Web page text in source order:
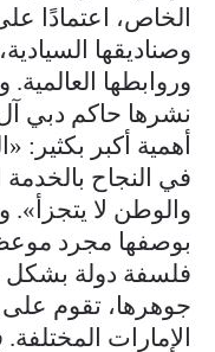
الخاص، اعتمادًا
وصناديقها
وروابطها
نشرها حاكم دبي
أهمية أكبر بكثير:
في النجاح بالخدمة
والوطن لا يتجزأ».
بوصفها مجرد
فلسفة دولة بشكل
جوهرها، تقوم
الإمارات